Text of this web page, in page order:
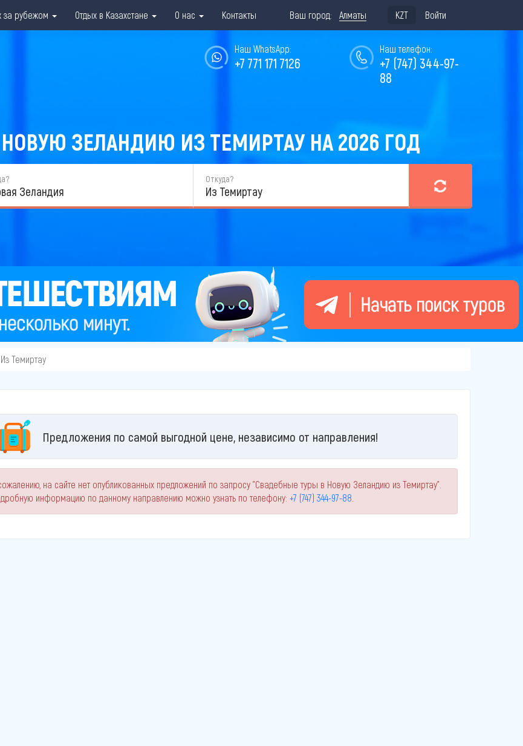
за рубежом Отдых в Казахстане О нас Контакты Ваш город: Алматы KZT Войти
Наш телефон:
+7 (747) 344-97-
88
Наш WhatsApp:
+7 771 171 7126
ЗЕЛАНДИЮ ИЗ ТЕМИРТАУ НА 2026 ГОД
Зеландия
Откуда?
Из Темиртау
Из Темиртау
Предложения по самой выгодной цене, независимо от направления!
на сайте нет опубликованных предложений по запросу "Свадебные туры в Новую Зеландию из Темиртау".
информацию по данному направлению можно узнать по телефону: +7 (747) 344-97-88